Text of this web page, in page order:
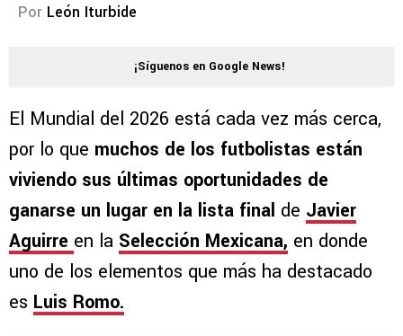
Por León Iturbide
¡Síguenos en Google News!
El Mundial del 2026 está cada vez más cerca,
por lo que muchos de los futbolistas están
viviendo sus últimas oportunidades de
ganarse un lugar en la lista final de Javier
Aguirre en la Selección Mexicana, en donde
uno de los elementos que más ha destacado
es Luis Romo.